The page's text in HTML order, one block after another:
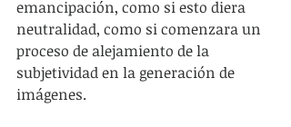
emancipación, como si esto diera
neutralidad, como si comenzara un
proceso de alejamiento de la
subjetividad en la generación de
imágenes.